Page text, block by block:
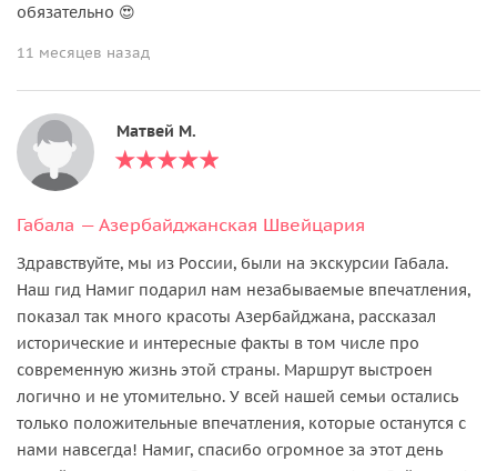
обязательно 😍
11 месяцев назад
Матвей М.
Габала — Азербайджанская Швейцария
Здравствуйте, мы из России, были на экскурсии Габала.
Наш гид Намиг подарил нам незабываемые впечатления,
показал так много красоты Азербайджана, рассказал
исторические и интересные факты в том числе про
современную жизнь этой страны. Маршрут выстроен
логично и не утомительно. У всей нашей семьи остались
только положительные впечатления, которые останутся с
нами навсегда! Намиг, спасибо огромное за этот день